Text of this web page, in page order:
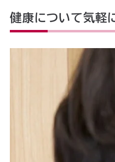
健康について気軽